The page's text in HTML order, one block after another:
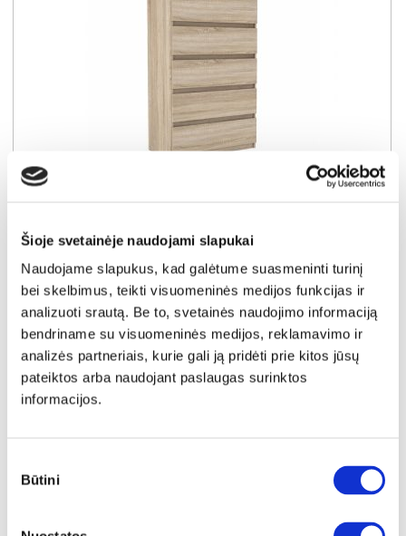
Šioje svetainėje naudojami slapukai
Naudojame slapukus, kad galėtume suasmeninti turinį
bei skelbimus, teikti visuomeninės medijos funkcijas ir
analizuoti srautą. Be to, svetainės naudojimo informaciją
bendriname su visuomeninės medijos, reklamavimo ir
analizės partneriais, kurie gali ją pridėti prie kitos jūsų
pateiktos arba naudojant paslaugas surinktos
informacijos.
pasirinkimas
Būtini
YRA SANDĖLYJE
Išmatavimai:A:128cmP:77cmG:42cm
Kaina:
124€
Į krepšelį